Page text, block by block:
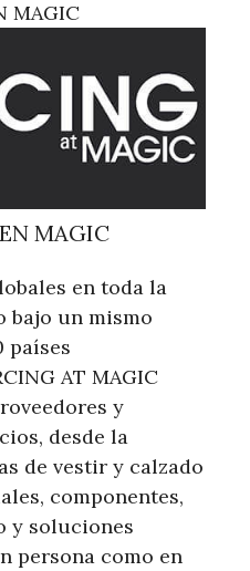
MAGIC
MAGIC
en toda la
bajo un mismo
países
AT MAGIC
y
desde la
de vestir y calzado
componentes,
y soluciones
persona como en